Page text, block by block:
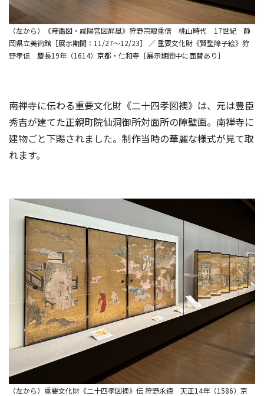
（左から）《帝鑑図・咸陽宮図屛風》狩野宗眼重信 桃山時代 17世紀 静
岡県立美術館［展示期間：11/27～12/23］ ／ 重要文化財《賢聖障子絵》狩
野孝信 慶長19年（1614）京都・仁和寺［展示期間中に面替あり］
南禅寺に伝わる重要文化財《二十四孝図襖》は、元は豊臣
秀吉が建てた正親町院仙洞御所対面所の障壁画。南禅寺に
建物ごと下賜されました。制作当時の華麗な様式が見て取
れます。
（左から）重要文化財《二十四孝図襖》伝 狩野永徳 天正14年（1586）京